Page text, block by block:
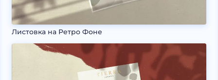
Листовка на Ретро Фоне